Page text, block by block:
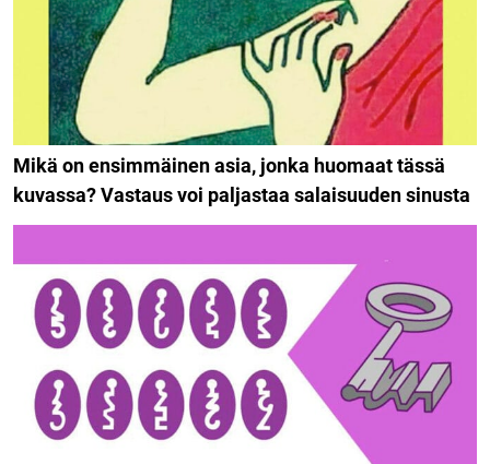
Mikä on ensimmäinen asia, jonka huomaat tässä
kuvassa? Vastaus voi paljastaa salaisuuden sinusta